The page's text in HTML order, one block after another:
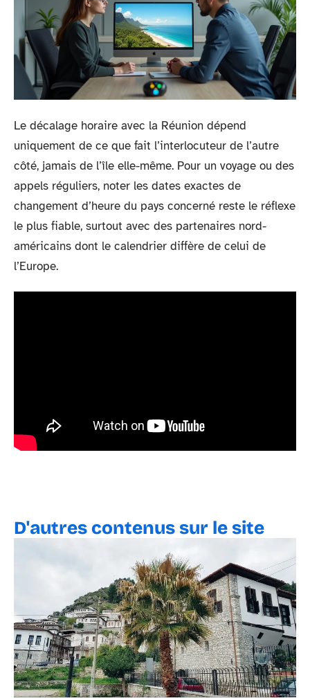
Le décalage horaire avec la Réunion dépend
uniquement de ce que fait l’interlocuteur de l’autre
côté, jamais de l’île elle-même. Pour un voyage ou des
appels réguliers, noter les dates exactes de
changement d’heure du pays concerné reste le réflexe
le plus fiable, surtout avec des partenaires nord-
américains dont le calendrier diffère de celui de
l’Europe.
D'autres contenus sur le site